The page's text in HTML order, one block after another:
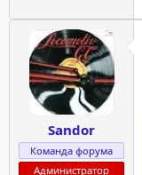
Sandor
Команда форума
Администратор